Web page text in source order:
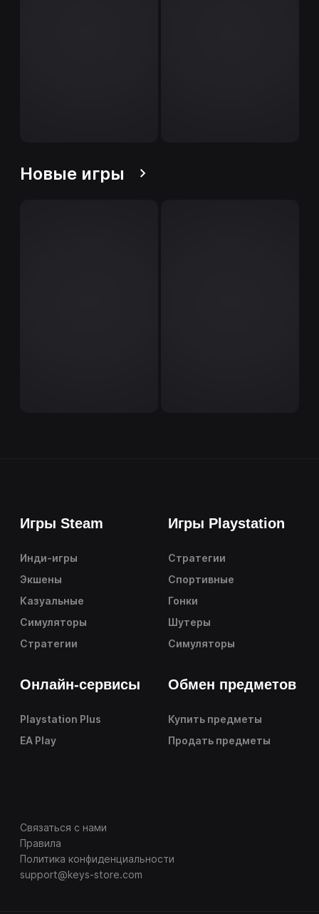
Новые игры
Игры Steam
Инди-игры
Экшены
Казуальные
Симуляторы
Стратегии
Игры Playstation
Стратегии
Спортивные
Гонки
Шутеры
Симуляторы
Онлайн-сервисы
Playstation Plus
EA Play
Обмен предметов
Купить предметы
Продать предметы
Связаться с нами
Правила
Политика конфиденциальности
support@keys-store.com